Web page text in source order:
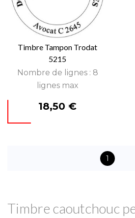
Timbre Tampon Trodat
5215
Nombre de lignes : 8
lignes max
Prix
18,50 €
1
Timbre caoutchouc